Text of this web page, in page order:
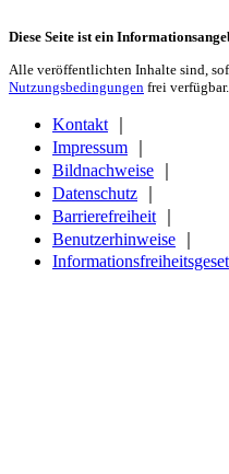
Diese Seite ist ein
Alle veröffentlichten Inhalte sind,
Nutzungsbedingungen frei verfügbar.
Kontakt
Impressum
Bildnachweise
Datenschutz
Barrierefreiheit
Benutzerhinweise